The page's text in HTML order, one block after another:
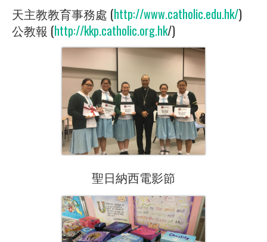
天主教教育事務處 (http://www.catholic.edu.hk/)
公教報 (http://kkp.catholic.org.hk/)
聖日納西電影節